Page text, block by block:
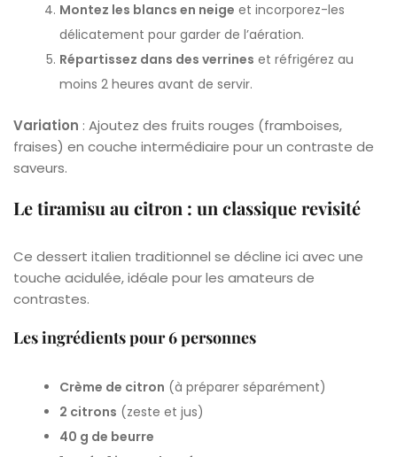
Montez les blancs en neige et incorporez-les
délicatement pour garder de l’aération.
Répartissez dans des verrines et réfrigérez au
moins 2 heures avant de servir.
Variation : Ajoutez des fruits rouges (framboises,
fraises) en couche intermédiaire pour un contraste de
saveurs.
Le tiramisu au citron : un classique revisité
Ce dessert italien traditionnel se décline ici avec une
touche acidulée, idéale pour les amateurs de
contrastes.
Les ingrédients pour 6 personnes
Crème de citron (à préparer séparément)
2 citrons (zeste et jus)
40 g de beurre